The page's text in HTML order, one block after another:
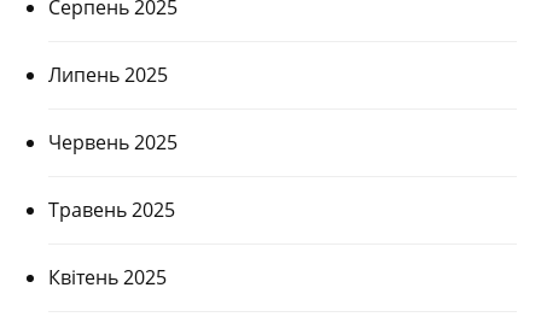
Серпень 2025
Липень 2025
Червень 2025
Травень 2025
Квітень 2025